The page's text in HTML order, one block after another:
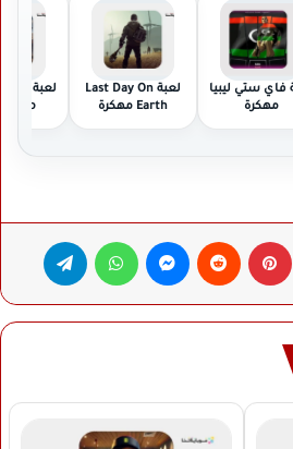
فاي ستي ليبيا
مهكرة
لعبة Last Day On
Earth مهكرة
Obb مهكرة
لينكدإن بينتيريست ماسنجر واتساب